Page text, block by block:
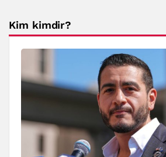
Kim kimdir?